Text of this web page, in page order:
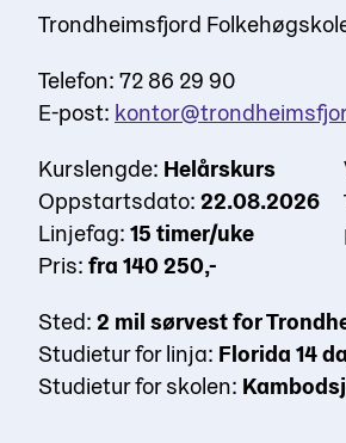
Trondheimsfjord
Telefon: 72 86 29 90
E-post:
Kurslengde: Helårskurs
Oppstartsdato: 22.08.2026
Linjefag: 15 timer/uke
Pris: fra 140 250,-
Sted: 2 mil sørvest for
Studietur for linja: Florida 14
Studietur for skolen: